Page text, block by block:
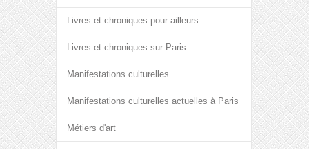
Livres et chroniques pour ailleurs
Livres et chroniques sur Paris
Manifestations culturelles
Manifestations culturelles actuelles à Paris
Métiers d'art